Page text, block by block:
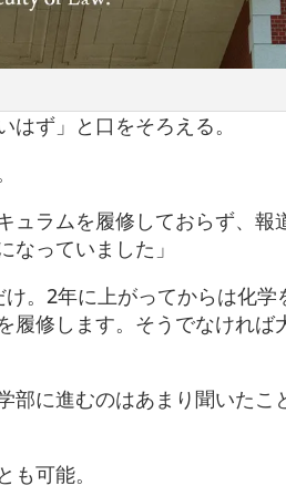
ず」と口をそろえる。
ュラムを履修しておらず、報
っていました」
。2年に上がってからは化学
履修します。そうでなければ
部に進むのはあまり聞いたこ
可能。